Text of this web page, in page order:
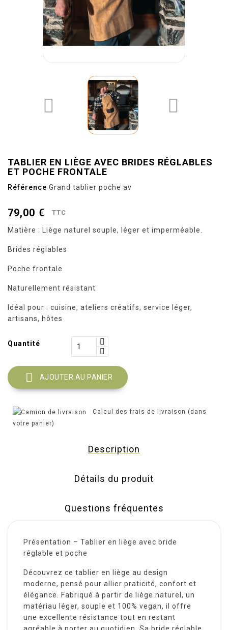
 
TABLIER EN LIÈGE AVEC BRIDES RÉGLABLES
ET POCHE FRONTALE
Référence Grand tablier poche av
79,00 € TTC
Matière : Liège naturel souple, léger et imperméable.
Brides réglables
Poche frontale
Naturellement résistant
Idéal pour : cuisine, ateliers créatifs, service léger,
artisans, hôtes
Quantité
 AJOUTER AU PANIER
Calcul des frais de livraison (dans
votre panier)
Description
Détails du produit
Questions fréquentes
Présentation – Tablier en liège avec bride
réglable et poche
Découvrez ce tablier en liège au design
moderne, pensé pour allier praticité, confort et
élégance. Fabriqué à partir de liège naturel, un
matériau léger, souple et 100% vegan, il offre
une excellente résistance tout en restant